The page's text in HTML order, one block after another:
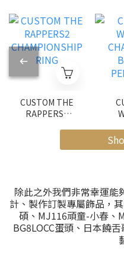
CUSTOM THE
RAPPERS2
除此之外我們非常幸運能
計、製作訂製專屬飾品，
碩、MJ116頑童-小春、
BG8LOCC蛋頭、日本饒